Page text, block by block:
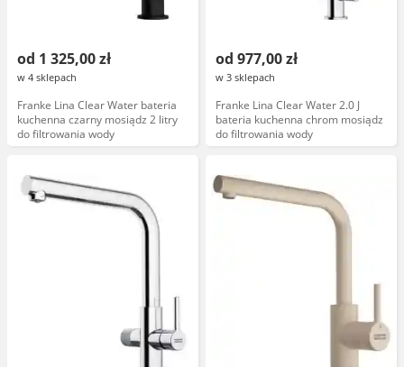
od 1 325,00 zł
w 4 sklepach
Franke Lina Clear Water bateria
kuchenna czarny mosiądz 2 litry
do filtrowania wody
od 977,00 zł
w 3 sklepach
Franke Lina Clear Water 2.0 J
bateria kuchenna chrom mosiądz
do filtrowania wody